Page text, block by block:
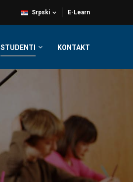
E-Learn
Srpski
STUDENTI KONTAKT